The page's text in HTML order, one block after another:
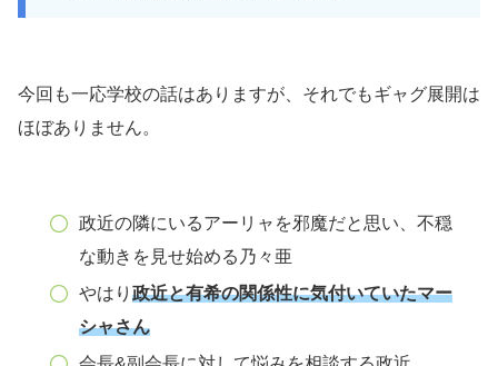
今回も一応学校の話はありますが、それでもギャグ展開は
ほぼありません。
政近の隣にいるアーリャを邪魔だと思い、不穏
な動きを見せ始める乃々亜
やはり 政近と有希の関係性に気付いていたマー
シャさん